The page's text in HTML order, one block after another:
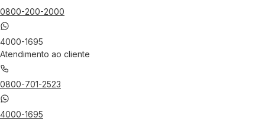
0800-200-2000
4000-1695
Atendimento ao cliente
0800-701-2523
4000-1695